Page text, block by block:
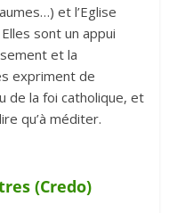
et l’Eglise
sont un appui
et la
expriment de
de la foi catholique, et
qu’à méditer.
(Credo)